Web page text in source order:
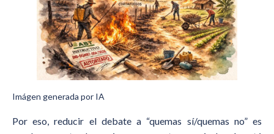
Imágen generada por IA
Por eso, reducir el debate a “quemas sí/quemas no” es